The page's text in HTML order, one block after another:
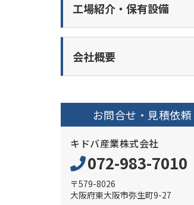
工場紹介・保有設備
会社概要
お問合せ・見積依頼
キドバ産業株式会社
072-983-7010
〒579-8026
大阪府東大阪市弥生町9-27